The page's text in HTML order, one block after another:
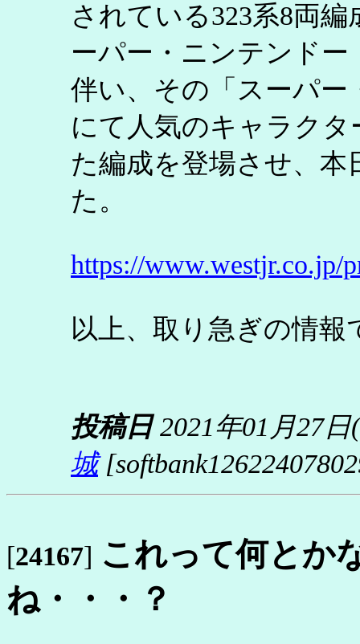
されている323系8両
ーパー・ニンテンド
伴い、その「スーパ
にて人気のキャラク
た編成を登場させ、
た。
https://www.westjr.co.jp/
以上、取り急ぎの情
投稿日2021年01月27
城
[24167] これって何とか
ね・・・？